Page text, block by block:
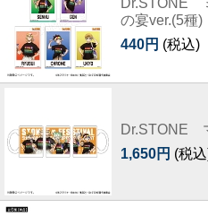
Dr.STONE
の宴ver.(5種)
440円 (税込)
Dr.STONE
1,650円 (税